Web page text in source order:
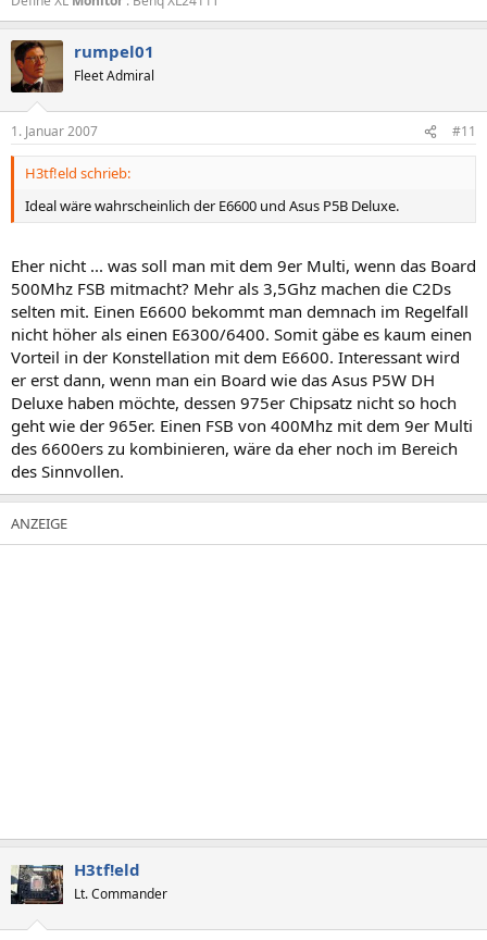
rumpel01
Fleet Admiral
1. Januar 2007 #11
H3tf!eld schrieb:
Ideal wäre wahrscheinlich der E6600 und Asus P5B Deluxe.
Eher nicht ... was soll man mit dem 9er Multi, wenn das Board
500Mhz FSB mitmacht? Mehr als 3,5Ghz machen die C2Ds
selten mit. Einen E6600 bekommt man demnach im Regelfall
nicht höher als einen E6300/6400. Somit gäbe es kaum einen
Vorteil in der Konstellation mit dem E6600. Interessant wird
er erst dann, wenn man ein Board wie das Asus P5W DH
Deluxe haben möchte, dessen 975er Chipsatz nicht so hoch
geht wie der 965er. Einen FSB von 400Mhz mit dem 9er Multi
des 6600ers zu kombinieren, wäre da eher noch im Bereich
des Sinnvollen.
H3tf!eld
Lt. Commander